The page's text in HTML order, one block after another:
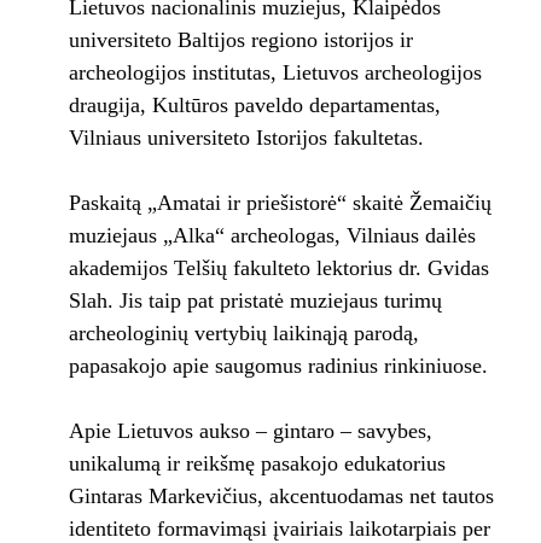
Lietuvos nacionalinis muziejus, Klaipėdos
universiteto Baltijos regiono istorijos ir
archeologijos institutas, Lietuvos archeologijos
draugija, Kultūros paveldo departamentas,
Vilniaus universiteto Istorijos fakultetas.
Paskaitą „Amatai ir priešistorė“ skaitė Žemaičių
muziejaus „Alka“ archeologas, Vilniaus dailės
akademijos Telšių fakulteto lektorius dr. Gvidas
Slah. Jis taip pat pristatė muziejaus turimų
archeologinių vertybių laikinąją parodą,
papasakojo apie saugomus radinius rinkiniuose.
Apie Lietuvos aukso – gintaro – savybes,
unikalumą ir reikšmę pasakojo edukatorius
Gintaras Markevičius, akcentuodamas net tautos
identiteto formavimąsi įvairiais laikotarpiais per